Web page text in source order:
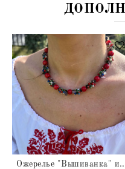
Ожерелье "Вышиванка" из